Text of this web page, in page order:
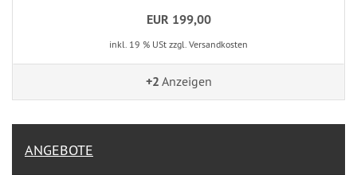
EUR 199,00
inkl. 19 % USt zzgl. Versandkosten
+2 Anzeigen
ANGEBOTE